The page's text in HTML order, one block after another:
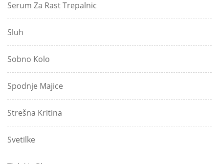
Serum Za Rast Trepalnic
Sluh
Sobno Kolo
Spodnje Majice
Strešna Kritina
Svetilke